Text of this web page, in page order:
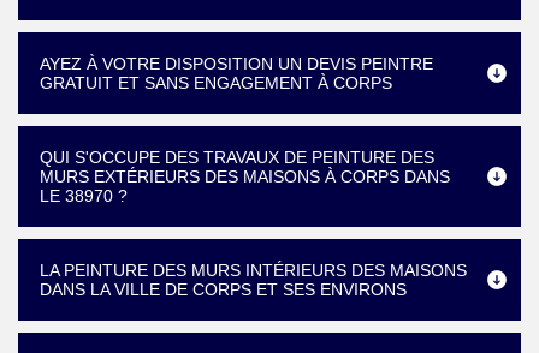
AYEZ À VOTRE DISPOSITION UN DEVIS PEINTRE
GRATUIT ET SANS ENGAGEMENT À CORPS
QUI S'OCCUPE DES TRAVAUX DE PEINTURE DES
MURS EXTÉRIEURS DES MAISONS À CORPS DANS
LE 38970 ?
LA PEINTURE DES MURS INTÉRIEURS DES MAISONS
DANS LA VILLE DE CORPS ET SES ENVIRONS